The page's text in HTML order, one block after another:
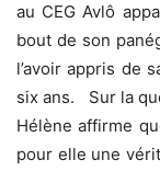
au CEG Avlô
bout de son
l’avoir appris de
six ans. Sur la
Hélène affirme
pour elle une